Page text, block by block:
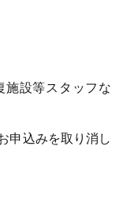
施設等スタッフな
申込みを取り消し